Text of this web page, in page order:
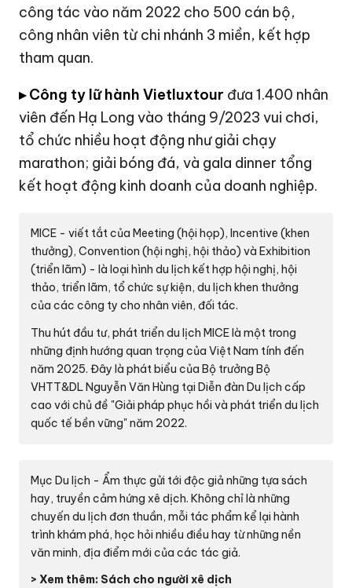
công tác vào năm 2022 cho 500 cán bộ,
công nhân viên từ chi nhánh 3 miền, kết hợp
tham quan.
▸ Công ty lữ hành Vietluxtour đưa 1.400 nhân
viên đến Hạ Long vào tháng 9/2023 vui chơi,
tổ chức nhiều hoạt động như giải chạy
marathon; giải bóng đá, và gala dinner tổng
kết hoạt động kinh doanh của doanh nghiệp.
MICE - viết tắt của Meeting (hội họp), Incentive (khen
thưởng), Convention (hội nghị, hội thảo) và Exhibition
(triển lãm) - là loại hình du lịch kết hợp hội nghị, hội
thảo, triển lãm, tổ chức sự kiện, du lịch khen thưởng
của các công ty cho nhân viên, đối tác.
Thu hút đầu tư, phát triển du lịch MICE là một trong
những định hướng quan trọng của Việt Nam tính đến
năm 2025. Đây là phát biểu của Bộ trưởng Bộ
VHTT&DL Nguyễn Văn Hùng tại Diễn đàn Du lịch cấp
cao với chủ đề "Giải pháp phục hồi và phát triển du lịch
quốc tế bền vững" năm 2022.
Mục Du lịch - Ẩm thực gửi tới độc giả những tựa sách
hay, truyền cảm hứng xê dịch. Không chỉ là những
chuyến du lịch đơn thuần, mỗi tác phẩm kể lại hành
trình khám phá, học hỏi nhiều điều hay từ những nền
văn minh, địa điểm mới của các tác giả.
> Xem thêm: Sách cho người xê dịch